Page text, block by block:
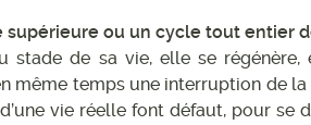
ou un cycle tout entier
de sa vie, elle se
même temps une interruption de
vie réelle font défaut, pour se